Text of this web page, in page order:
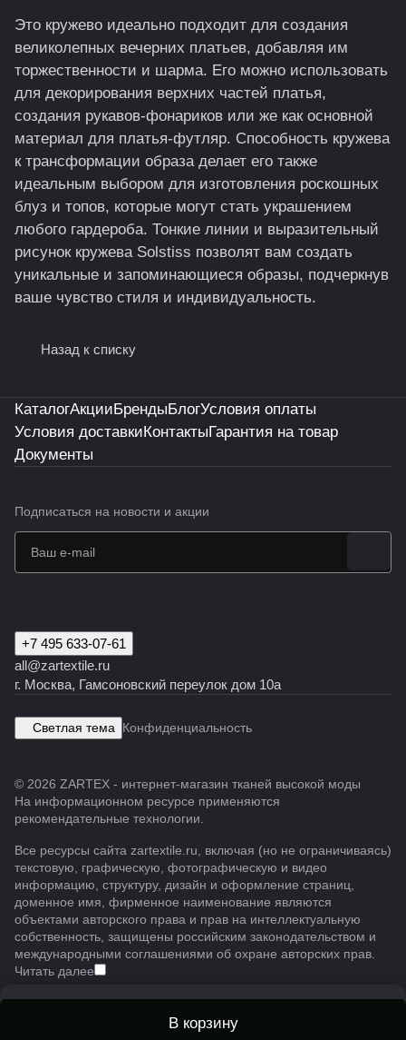
Это кружево идеально подходит для создания
великолепных вечерних платьев, добавляя им
торжественности и шарма. Его можно использовать
для декорирования верхних частей платья,
создания рукавов-фонариков или же как основной
материал для платья-футляр. Способность кружева
к трансформации образа делает его также
идеальным выбором для изготовления роскошных
блуз и топов, которые могут стать украшением
любого гардероба. Тонкие линии и выразительный
рисунок кружева Solstiss позволят вам создать
уникальные и запоминающиеся образы, подчеркнув
ваше чувство стиля и индивидуальность.
Назад к списку
В корзину
КаталогАкцииБрендыБлогУсловия оплаты
Условия доставкиКонтактыГарантия на товар
Документы
Подписаться на новости и акции
+7 495 633-07-61
all@zartextile.ru
г. Москва, Гамсоновский переулок дом 10а
Светлая тема Конфиденциальность
© 2026 ZARTEX - интернет-магазин тканей высокой моды
На информационном ресурсе применяются
рекомендательные технологии
Все ресурсы сайта zartextile.ru, включая (но не ограничиваясь)
текстовую, графическую, фотографическую и видео
информацию, структуру, дизайн и оформление страниц,
доменное имя, фирменное наименование являются
объектами авторского права и прав на интеллектуальную
собственность, защищены российским законодательством и
международными соглашениями об охране авторских прав.
Читать далее